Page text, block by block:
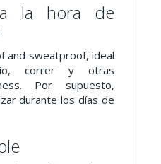
la hora de
and sweatproof, ideal
correr y otras
Por supuesto,
durante los días de